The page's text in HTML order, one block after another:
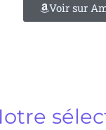
Voir sur